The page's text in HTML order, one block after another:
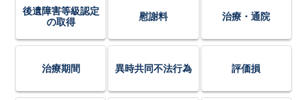
後遺障害等級認定
の取得
慰謝料 治療・通院
治療期間 異時共同不法行為 評価損